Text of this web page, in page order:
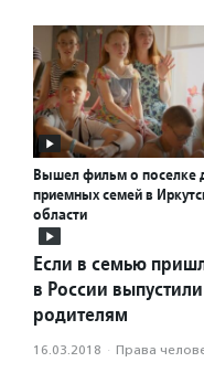
Вышел фильм о поселке
приемных семей в
области
Если в семью
в России
родителям
16.03.2018 · Права